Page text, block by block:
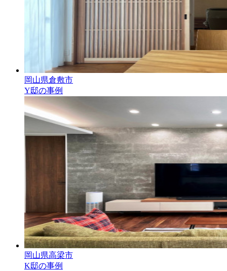
岡山県倉敷市
Y邸の事例
岡山県高梁市
K邸の事例